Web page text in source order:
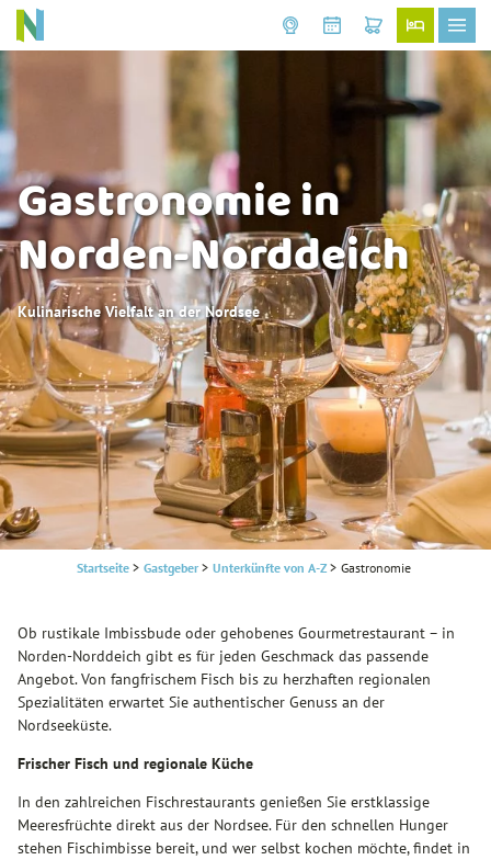
Gastronomie in
Norden-Norddeich
Kulinarische Vielfalt an der Nordsee
Startseite> Gastgeber> Unterkünfte von A-Z> Gastronomie
Ob rustikale Imbissbude oder gehobenes Gourmetrestaurant – in
Norden-Norddeich gibt es für jeden Geschmack das passende
Angebot. Von fangfrischem Fisch bis zu herzhaften regionalen
Spezialitäten erwartet Sie authentischer Genuss an der
Nordseeküste.
Frischer Fisch und regionale Küche
In den zahlreichen Fischrestaurants genießen Sie erstklassige
Meeresfrüchte direkt aus der Nordsee. Für den schnellen Hunger
stehen Fischimbisse bereit, und wer selbst kochen möchte, findet in